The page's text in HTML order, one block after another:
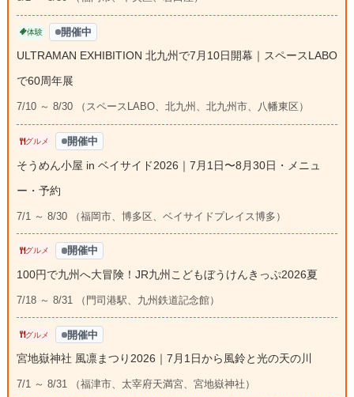
体験 開催中
ULTRAMAN EXHIBITION 北九州で7月10日開幕｜スペースLABO
で60周年展
7/10 ～ 8/30 （スペースLABO、北九州、北九州市、八幡東区）
グルメ 開催中
そうめん小屋 in ベイサイド2026｜7月1日〜8月30日・メニュ
ー・予約
7/1 ～ 8/30 （福岡市、博多区、ベイサイドプレイス博多）
グルメ 開催中
100円で九州へ大冒険！JR九州こどもぼうけんきっぷ2026夏
7/18 ～ 8/31 （門司港駅、九州鉄道記念館）
グルメ 開催中
宮地嶽神社 風凛まつり2026｜7月1日から風鈴と光の天の川
7/1 ～ 8/31 （福津市、太宰府天満宮、宮地嶽神社）